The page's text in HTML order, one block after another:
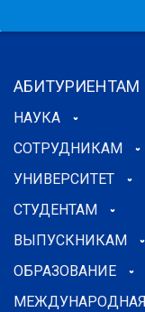
АБИТУРИЕНТАМ
НАУКА
СОТРУДНИКАМ
УНИВЕРСИТЕТ
СТУДЕНТАМ
ВЫПУСКНИКАМ
ОБРАЗОВАНИЕ